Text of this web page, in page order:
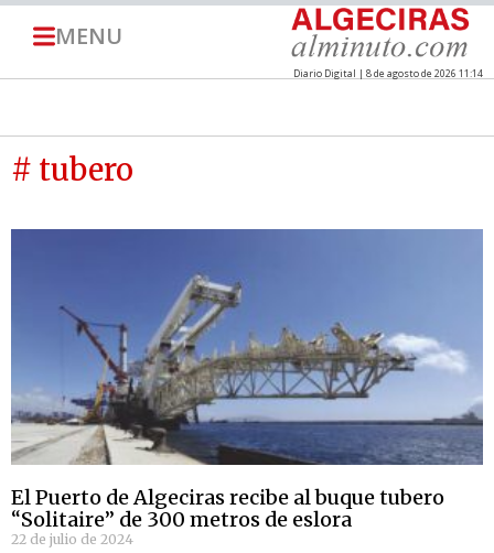
MENU
Diario Digital | 8 de agosto de 2026 11:14
# tubero
El Puerto de Algeciras recibe al buque tubero
“Solitaire” de 300 metros de eslora
22 de julio de 2024